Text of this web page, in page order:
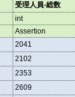
受理人員-総数
int
Assertion
2041
2102
2353
2609